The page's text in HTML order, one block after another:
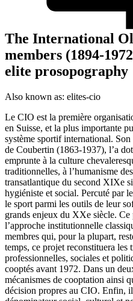
The International
members (1894-
elite prosopography
Also known as: elites-cio
Le CIO est la première
en Suisse, et la plus importante
système sportif international.
de Coubertin (1863-1937), l’a
emprunte à la culture
traditionnelles, à l’humanisme
transatlantique du second XIXe
hygiéniste et social. Percuté par
le sport parmi les outils de leur
grands enjeux du XXe siècle. Ce
l’approche institutionnelle
membres qui, pour la plupart,
temps, ce projet reconstituera les
professionnelles, sociales et
cooptés avant 1972. Dans un
mécanismes de cooptation ainsi
décision propres au CIO. Enfin,